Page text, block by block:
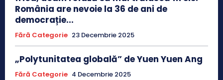
România are nevoie la 36 de ani de
democrație...
Fără Categorie 23 Decembrie 2025
„Polytunitatea globală” de Yuen Yuen Ang
Fără Categorie 4 Decembrie 2025